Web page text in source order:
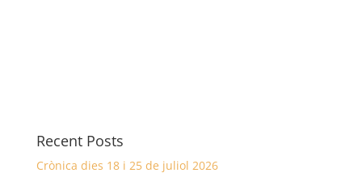
Recent Posts
Crònica dies 18 i 25 de juliol 2026